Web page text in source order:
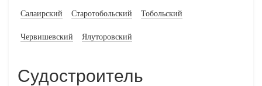
Салаирский Старотобольский Тобольский
Червишевский Ялуторовский
Судостроитель